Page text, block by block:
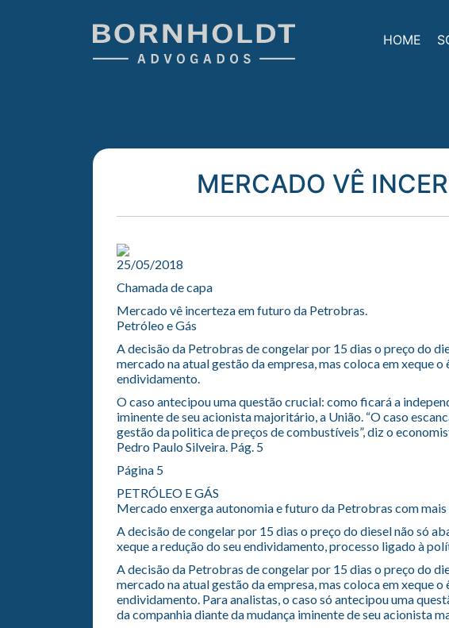
HOME
MERCADO VÊ
25/05/2018
Chamada de capa
Mercado vê incerteza em futuro da Petrobras.
Petróleo e Gás
A decisão da Petrobras de congelar por 15 dias o preço do
mercado na atual gestão da empresa, mas coloca em xeque
endividamento.
O caso antecipou uma questão crucial: como ficará a
iminente de seu acionista majoritário, a União. “O caso
gestão da politica de preços de combustíveis”, diz o
Pedro Paulo Silveira. Pág. 5
Página 5
PETRÓLEO E GÁS
Mercado enxerga autonomia e futuro da Petrobras com
A decisão de congelar por 15 dias o preço do diesel não só
xeque a redução do seu endividamento, processo ligado à
A decisão da Petrobras de congelar por 15 dias o preço do
mercado na atual gestão da empresa, mas coloca em xeque
endividamento. Para analistas, o caso só antecipou uma
da companhia diante da mudança iminente de seu acionista